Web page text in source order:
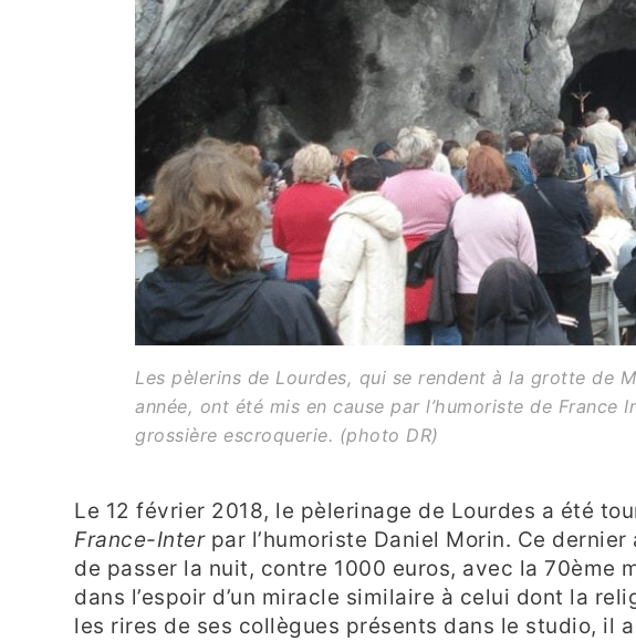
Les pèlerins de Lourdes, qui se rendent à la grotte de
année, ont été mis en cause par l’humoriste de France
grossière escroquerie. (photo DR)
Le 12 février 2018, le pèlerinage de Lourdes a été
France-Interpar l’humoriste Daniel Morin. Ce
de passer la nuit, contre 1000 euros, avec la 70ème
dans l’espoir d’un miracle similaire à celui dont la
les rires de ses collègues présents dans le studio, il